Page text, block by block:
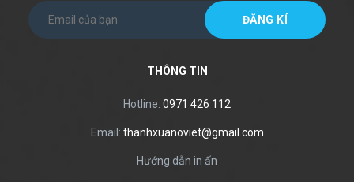
THÔNG TIN
Hotline: 0971 426 112
Email: thanhxuanoviet@gmail.com
Hướng dẫn in ấn